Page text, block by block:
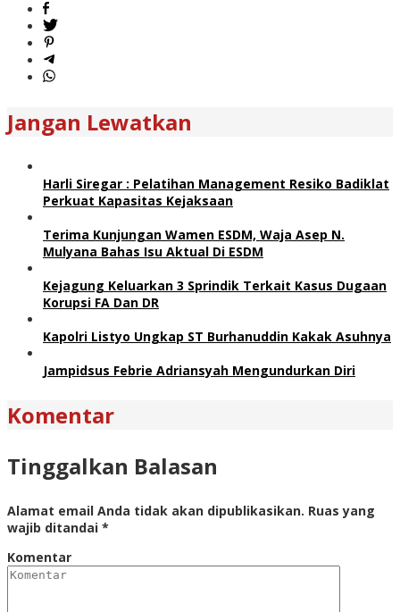
Jangan Lewatkan
Harli Siregar : Pelatihan Management Resiko Badiklat
Perkuat Kapasitas Kejaksaan
Terima Kunjungan Wamen ESDM, Waja Asep N.
Mulyana Bahas Isu Aktual Di ESDM
Kejagung Keluarkan 3 Sprindik Terkait Kasus Dugaan
Korupsi FA Dan DR
Kapolri Listyo Ungkap ST Burhanuddin Kakak Asuhnya
Jampidsus Febrie Adriansyah Mengundurkan Diri
Komentar
Tinggalkan Balasan
Alamat email Anda tidak akan dipublikasikan. Ruas yang
wajib ditandai *
Komentar